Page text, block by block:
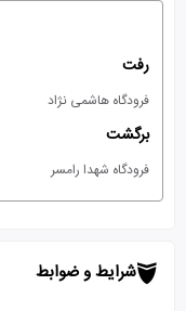
رفت
فرودگاه هاشمی نژاد
برگشت
فرودگاه شهدا رامسر
شرایط و ضوابط